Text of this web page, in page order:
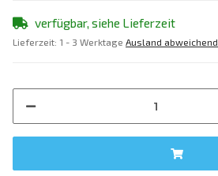
verfügbar, siehe Lieferzeit
Lieferzeit: 1 - 3 Werktage Ausland abweichend